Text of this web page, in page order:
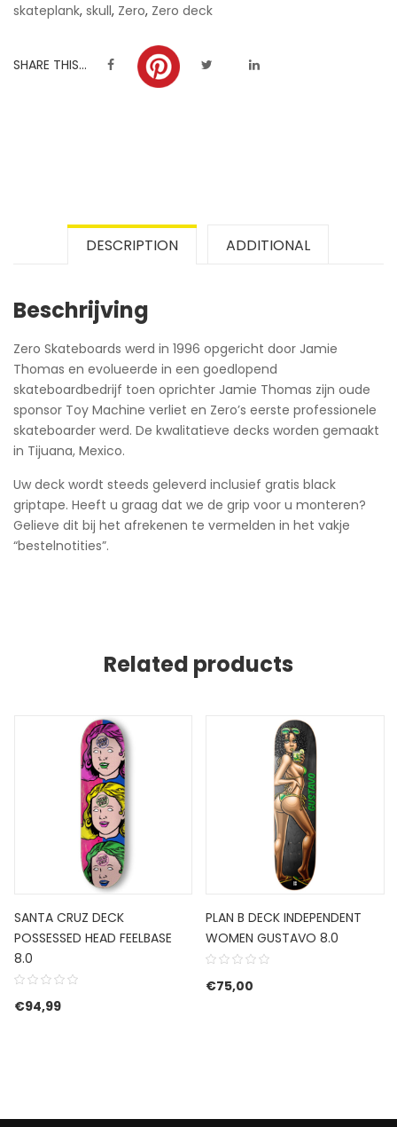
skateplank, skull, Zero, Zero deck
SHARE THIS...
DESCRIPTION ADDITIONAL
Beschrijving
Zero Skateboards werd in 1996 opgericht door Jamie
Thomas en evolueerde in een goedlopend
skateboardbedrijf toen oprichter Jamie Thomas zijn oude
sponsor Toy Machine verliet en Zero’s eerste professionele
skateboarder werd. De kwalitatieve decks worden gemaakt
in Tijuana, Mexico.
Uw deck wordt steeds geleverd inclusief gratis black
griptape. Heeft u graag dat we de grip voor u monteren?
Gelieve dit bij het afrekenen te vermelden in het vakje
“bestelnotities”.
Related products
SANTA CRUZ DECK
POSSESSED HEAD FEELBASE
8.0
€94,99
PLAN B DECK INDEPENDENT
WOMEN GUSTAVO 8.0
€75,00